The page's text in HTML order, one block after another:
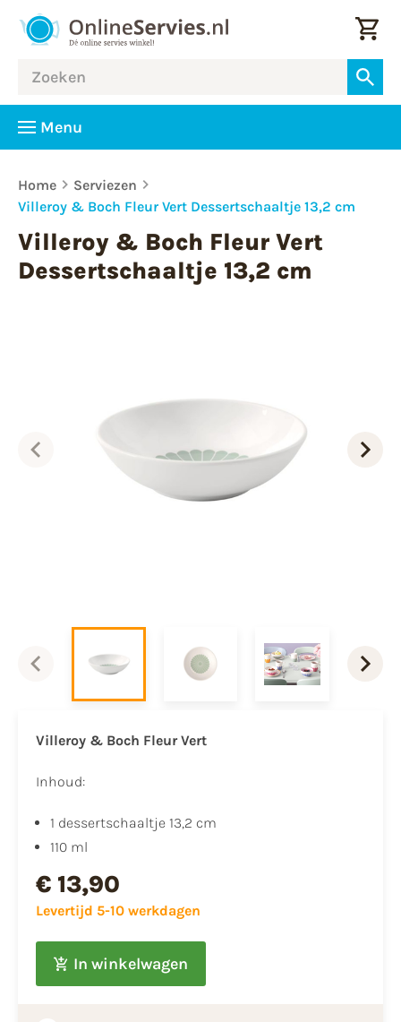
Menu
Home
Serviezen
Villeroy & Boch Fleur Vert Dessertschaaltje 13,2 cm
Villeroy & Boch Fleur Vert
Dessertschaaltje 13,2 cm
Villeroy & Boch Fleur Vert
Inhoud:
1 dessertschaaltje 13,2 cm
110 ml
€ 13,90
Levertijd 5-10 werkdagen
In winkelwagen